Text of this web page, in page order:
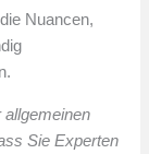
Nuancen,
Sie Experten